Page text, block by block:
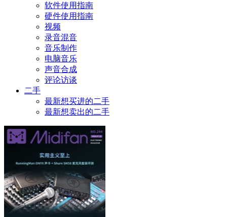
软件使用指南
硬件使用指南
视频
录音混音
音乐制作
电脑音乐
声音合成
评论访谈
二手
最新想买进的二手
最新想卖出的二手